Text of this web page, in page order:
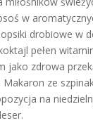
w
drobiowe w
pełen
jako zdrowa
Makaron ze
na